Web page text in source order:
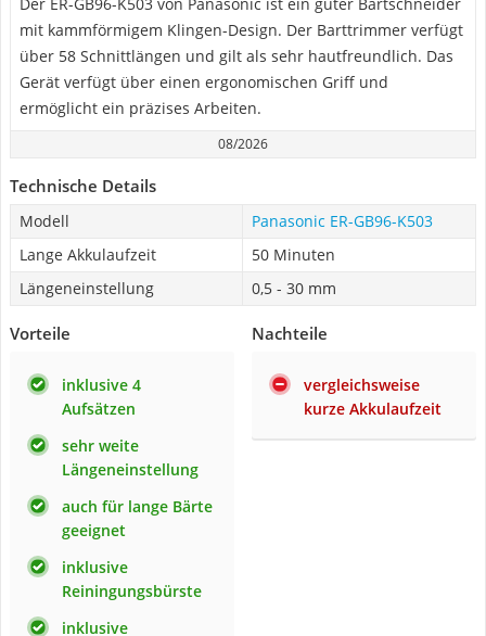
mit kammförmigem Klingen-Design. Der Barttrimmer verfügt
über 58 Schnittlängen und gilt als sehr hautfreundlich. Das
Gerät verfügt über einen ergonomischen Griff und
ermöglicht ein präzises Arbeiten.
08/2026
Technische Details
Modell
Panasonic ER-GB96-K503
Lange Akkulaufzeit
50 Minuten
Längeneinstellung
0,5 - 30 mm
Vorteile
inklusive 4
Aufsätzen
sehr weite
Längeneinstellung
auch für lange Bärte
geeignet
inklusive
Reiningungsbürste
inklusive
Nachteile
vergleichsweise
kurze Akkulaufzeit